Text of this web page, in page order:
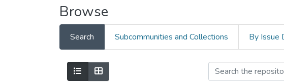
Browse
Search Subcommunities and Collections By Issue